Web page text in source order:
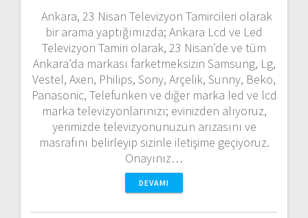
Ankara, 23 Nisan Televizyon Tamircileri olarak
bir arama yaptığımızda; Ankara Lcd ve Led
Televizyon Tamiri olarak, 23 Nisan’de ve tüm
Ankara’da markası farketmeksizin Samsung, Lg,
Vestel, Axen, Philips, Sony, Arçelik, Sunny, Beko,
Panasonic, Telefunken ve diğer marka led ve lcd
marka televizyonlarınızı; evinizden alıyoruz,
yerimizde televizyonunuzun arızasını ve
masrafını belirleyip sizinle iletişime geçiyoruz.
Onayınız…
DEVAMI